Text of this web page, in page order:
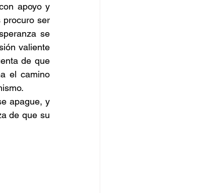
apoyo y
procuro ser
se
valiente
de que
el camino
apague, y
de que su